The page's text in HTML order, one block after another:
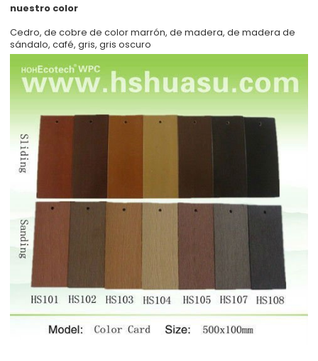
nuestro color
Cedro, de cobre de color marrón, de madera, de madera de
sándalo, café, gris, gris oscuro